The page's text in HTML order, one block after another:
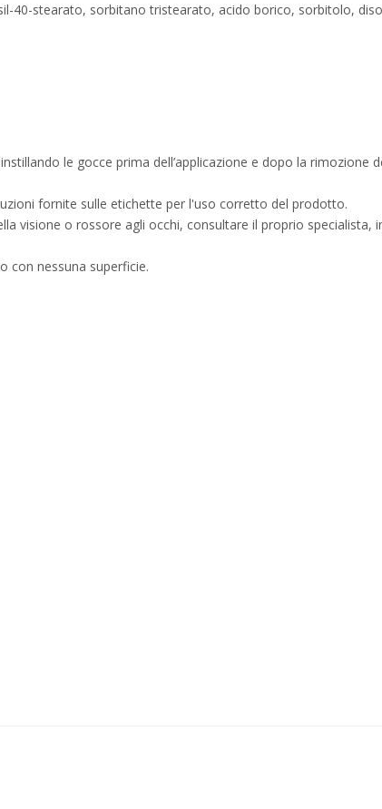
40-stearato, sorbitano tristearato, acido borico, sorbitolo,
le gocce prima dell’applicazione e dopo la rimozione
fornite sulle etichette per l'uso corretto del prodotto.
visione o rossore agli occhi, consultare il proprio specialista,
con nessuna superficie.